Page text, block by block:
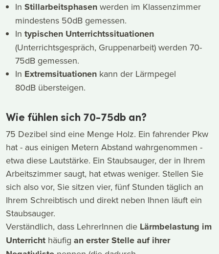
InStillarbeitsphasen werden im Klassenzimmer
mindestens 50dB gemessen.
Intypischen Unterrichtssituationen
(Unterrichtsgespräch, Gruppenarbeit) werden 70-
75dB gemessen.
In Extremsituationen kann der Lärmpegel
80dB übersteigen.
Wie fühlen sich 70-75db an?
75 Dezibel sind eine Menge Holz. Ein fahrender Pkw
hat - aus einigen Metern Abstand wahrgenommen -
etwa diese Lautstärke. Ein Staubsauger, der in Ihrem
Arbeitszimmer saugt, hat etwas weniger. Stellen Sie
sich also vor, Sie sitzen vier, fünf Stunden täglich an
Ihrem Schreibtisch und direkt neben Ihnen läuft ein
Staubsauger.
Verständlich, dass LehrerInnen die Lärmbelastung im
Unterricht häufig an erster Stelle auf ihrer